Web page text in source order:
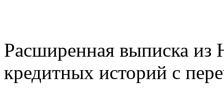
Расширенная выписка из
кредитных историй с